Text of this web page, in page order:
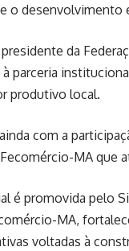
o desenvolvimento
da
parceria
produtivo local.
com a
MA que
é promovida pelo
MA,
voltadas à